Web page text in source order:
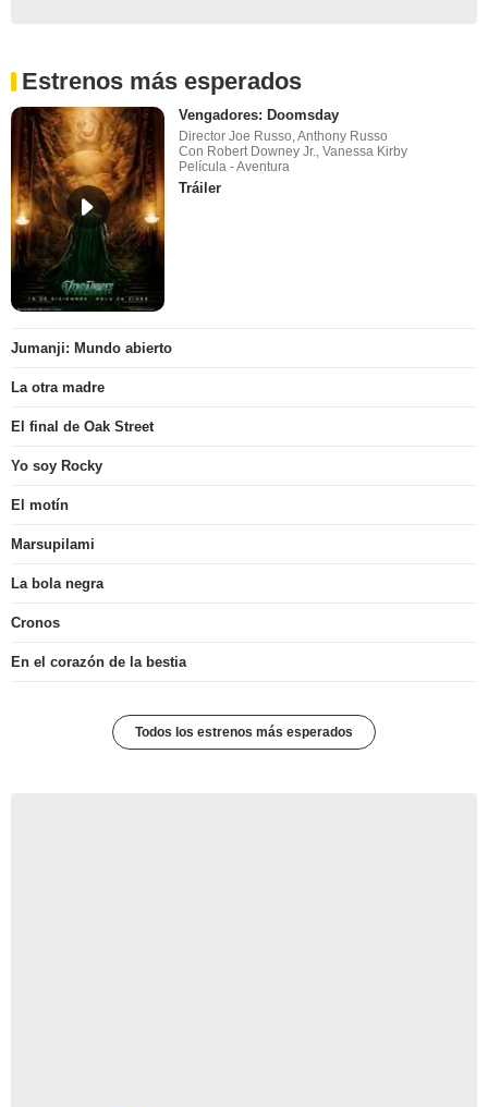
Estrenos más esperados
Vengadores: Doomsday
Director Joe Russo, Anthony Russo
Con Robert Downey Jr., Vanessa Kirby
Película - Aventura
Tráiler
Jumanji: Mundo abierto
La otra madre
El final de Oak Street
Yo soy Rocky
El motín
Marsupilami
La bola negra
Cronos
En el corazón de la bestia
Todos los estrenos más esperados